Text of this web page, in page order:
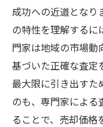
成功への近道となり
の特性を理解するに
門家は地域の市場動
基づいた正確な査定
最大限に引き出すた
のも、専門家による
ることで、売却価格